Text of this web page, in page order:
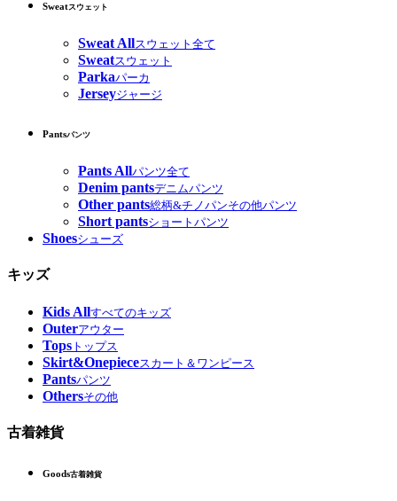
Sweatスウェット
Sweat Allスウェット全て
Sweatスウェット
Parkaパーカ
Jerseyジャージ
Pantsパンツ
Pants Allパンツ全て
Denim pantsデニムパンツ
Other pants総柄&チノパンその他パンツ
Short pantsショートパンツ
Shoesシューズ
キッズ
Kids Allすべてのキッズ
Outerアウター
Tops トップス
Skirt&Onepieceスカート＆ワンピース
Pantsパンツ
Othersその他
古着雑貨
Goods古着雑貨